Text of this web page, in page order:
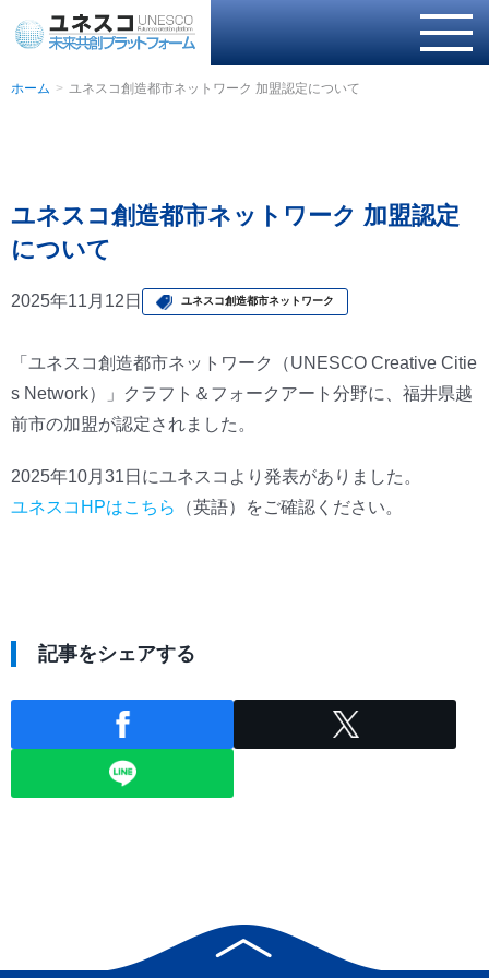
ホーム ユネスコ創造都市ネットワーク 加盟認定について
ユネスコ創造都市ネットワーク 加盟認定
について
2025年11月12日 ユネスコ創造都市ネットワーク
「ユネスコ創造都市ネットワーク（UNESCO Creative Citie
s Network）」クラフト＆フォークアート分野に、福井県越
前市の加盟が認定されました。
2025年10月31日にユネスコより発表がありました。
ユネスコHPはこちら
（英語）をご確認ください。
記事をシェアする